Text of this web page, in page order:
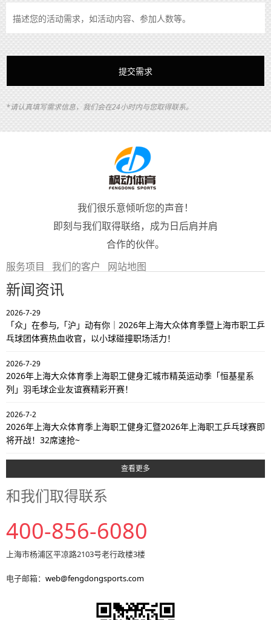
*请认真填写需求信息，我们会在24小时内与您取得联系。
我们很乐意倾听您的声音！
即刻与我们取得联络，成为日后肩并肩
合作的伙伴。
服务项目
我们的客户 网站地图
新闻资讯
2026-7-29
「众」在参与,「沪」动有你｜2026年上海大众体育季暨上海市职工乒
乓球团体赛热血收官，以小球碰撞职场活力！
2026-7-29
2026年上海大众体育季上海职工健身汇城市精英运动季「恒基星系
列」羽毛球企业友谊赛精彩开赛！
2026-7-2
2026年上海大众体育季上海职工健身汇暨2026年上海职工乒乓球赛即
将开战！32席速抢~
查看更多
和我们取得联系
400-856-6080
上海市杨浦区平凉路2103号老行政楼3楼
电子邮箱： web@fengdongsports.com